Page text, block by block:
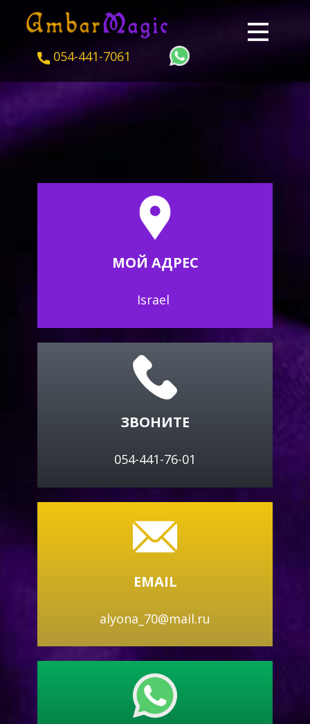
054-441-7061
МОЙ АДРЕС
Israel
ЗВОНИТЕ
054-441-76-01
EMAIL
alyona_70@mail.ru